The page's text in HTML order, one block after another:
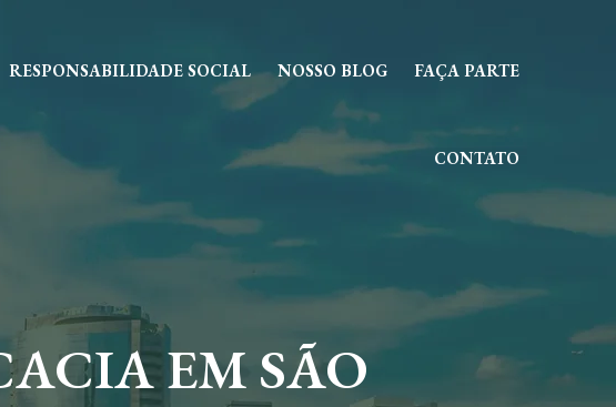
RESPONSABILIDADE SOCIAL NOSSO BLOG FAÇA PARTE
CONTATO
EM SÃO